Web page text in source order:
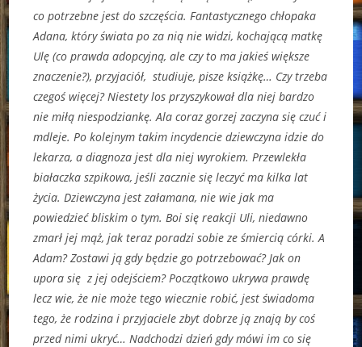
co potrzebne jest do szczęścia. Fantastycznego chłopaka
Adana, który świata po za nią nie widzi, kochającą matkę
Ulę (co prawda adopcyjną, ale czy to ma jakieś większe
znaczenie?), przyjaciół, studiuje, pisze książkę… Czy trzeba
czegoś więcej? Niestety los przyszykował dla niej bardzo
nie miłą niespodziankę. Ala coraz gorzej zaczyna się czuć i
mdleje. Po kolejnym takim incydencie dziewczyna idzie do
lekarza, a diagnoza jest dla niej wyrokiem. Przewlekła
białaczka szpikowa, jeśli zacznie się leczyć ma kilka lat
życia. Dziewczyna jest załamana, nie wie jak ma
powiedzieć bliskim o tym. Boi się reakcji Uli, niedawno
zmarł jej mąż, jak teraz poradzi sobie ze śmiercią córki. A
Adam? Zostawi ją gdy będzie go potrzebować? Jak on
upora się z jej odejściem? Początkowo ukrywa prawdę
lecz wie, że nie może tego wiecznie robić, jest świadoma
tego, że rodzina i przyjaciele zbyt dobrze ją znają by coś
przed nimi ukryć… Nadchodzi dzień gdy mówi im co się